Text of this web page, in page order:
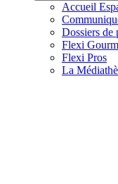
Accueil
Dossiers de
Flexi
Flexi Pros
La